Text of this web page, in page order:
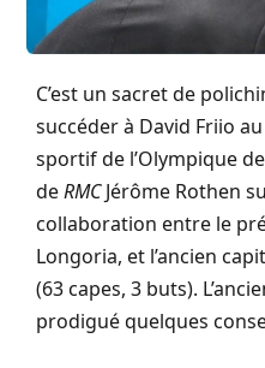
C’est un sacret de
succéder à David Friio
sportif de l’Olympique
deRMCJérôme Rothen
collaboration entre le
Longoria, et l’ancien
(63 capes, 3 buts).
prodigué quelques